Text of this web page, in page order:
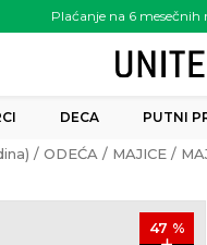
Plaćanje na 6
DECA PUTNI
ODEĆA MAJICE
47 %